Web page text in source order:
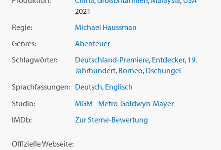
als Arthur Crookshank zur Seite.
2021
Regie:
Michael Haussman
Genres:
Abenteuer
Schlagwörter:
Deutschland-Premiere, Entdecker, 19.
Jahrhundert, Borneo, Dschungel
Sprachfassungen: Deutsch, Englisch
Studio:
MGM - Metro-Goldwyn-Mayer
IMDb:
Zur Sterne-Bewertung
Offizielle Webseite: